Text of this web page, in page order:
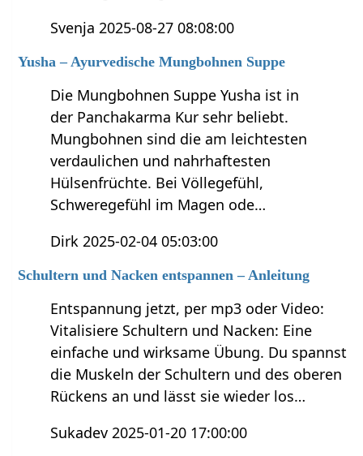
Svenja 2025-08-27 08:08:00
Yusha – Ayurvedische Mungbohnen Suppe
Die Mungbohnen Suppe Yusha ist in
der Panchakarma Kur sehr beliebt.
Mungbohnen sind die am leichtesten
verdaulichen und nahrhaftesten
Hülsenfrüchte. Bei Völlegefühl,
Schweregefühl im Magen ode…
Dirk 2025-02-04 05:03:00
Schultern und Nacken entspannen – Anleitung
Entspannung jetzt, per mp3 oder Video:
Vitalisiere Schultern und Nacken: Eine
einfache und wirksame Übung. Du spannst
die Muskeln der Schultern und des oberen
Rückens an und lässt sie wieder los…
Sukadev 2025-01-20 17:00:00